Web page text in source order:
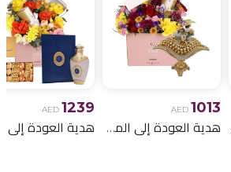
AED 1013
هدية العودة إلى المنزل الرائعة 9
AED 1239